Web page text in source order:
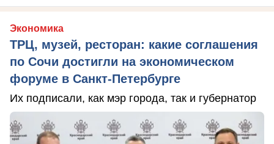
Экономика
ТРЦ, музей, ресторан: какие соглашения
по Сочи достигли на экономическом
форуме в Санкт-Петербурге
Их подписали, как мэр города, так и губернатор